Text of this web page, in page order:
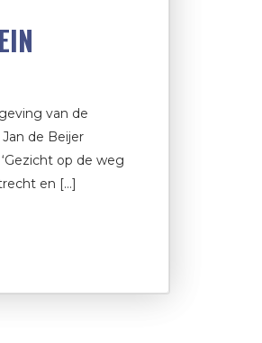
van de
de Beijer
op de weg
en […]